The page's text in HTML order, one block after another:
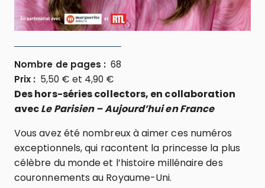
Nombre de pages : 68
Prix : 5,50 € et 4,90 €
Des hors-séries collectors, en collaboration
avecLe Parisien – Aujourd’hui en France
Vous avez été nombreux à aimer ces numéros
exceptionnels, qui racontent la princesse la plus
célèbre du monde et l’histoire millénaire des
couronnements au Royaume-Uni.